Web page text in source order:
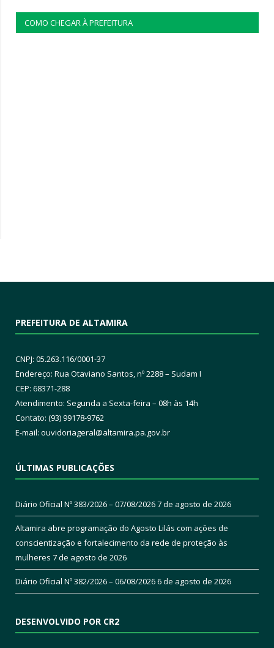
COMO CHEGAR À PREFEITURA
PREFEITURA DE ALTAMIRA
CNPJ: 05.263.116/0001-37
Endereço: Rua Otaviano Santos, nº 2288 – Sudam I
CEP: 68371-288
Atendimento: Segunda a Sexta-feira – 08h às 14h
Contato: (93) 99178-9762
E-mail: ouvidoriageral@altamira.pa.gov.br
ÚLTIMAS PUBLICAÇÕES
Diário Oficial Nº 383/2026 – 07/08/20267 de agosto de 2026
Altamira abre programação do Agosto Lilás com ações de
conscientização e fortalecimento da rede de proteção às
mulheres 7 de agosto de 2026
Diário Oficial Nº 382/2026 – 06/08/20266 de agosto de 2026
DESENVOLVIDO POR CR2